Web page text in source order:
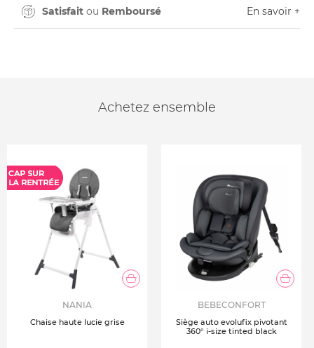
Satisfait ou Remboursé En savoir +
Achetez ensemble
NANIA
Chaise haute lucie grise
BEBECONFORT
Siège auto evolufix pivotant
360° i-size tinted black